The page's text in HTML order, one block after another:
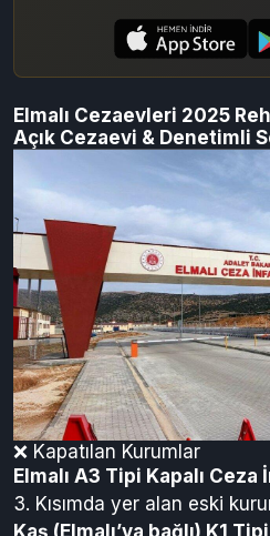
Elmalı Cezaevleri 2025
Açık Cezaevi & Denetimli
❌ Kapatılan Kurumlar
Elmalı A3 Tipi Kapalı Ceza
3. Kısımda yer alan eski
Kaş (Elmalı’ya bağlı) K1